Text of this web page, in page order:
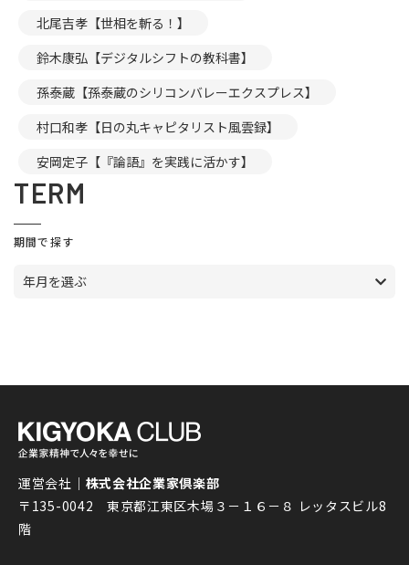
北尾吉孝【世相を斬る！】
鈴木康弘【デジタルシフトの教科書】
孫泰蔵【孫泰蔵のシリコンバレーエクスプレス】
村口和孝【日の丸キャピタリスト風雲録】
安岡定子【『論語』を実践に活かす】
TERM
期間で探す
年月を選ぶ
運営会社｜ 株式会社企業家倶楽部
〒135-0042 東京都江東区木場３－１６－８ レッタスビル8
階